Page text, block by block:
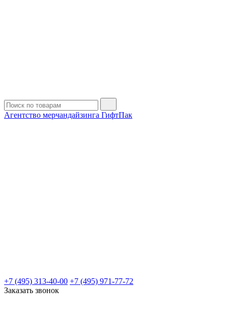
Агентство мерчандайзинга ГифтПак
+7 (495) 313-40-00 +7 (495) 971-77-72
Заказать звонок